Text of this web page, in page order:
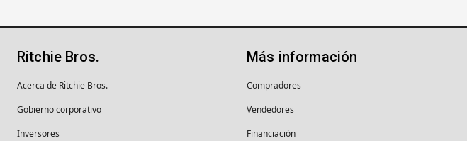
Ritchie Bros.
Acerca de Ritchie Bros.
Gobierno corporativo
Inversores
Más información
Compradores
Vendedores
Financiación